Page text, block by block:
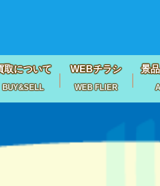
取について
BUY&SELL
WEBチラシ
WEB FLIER
景